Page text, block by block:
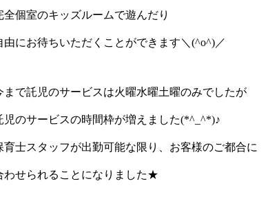
全個室のキッズルームで遊んだり
由にお待ちいただくことができます＼(^o^)／
まで託児のサービスは火曜水曜土曜のみでしたが
児のサービスの時間枠が増えました(*^_^*)♪
育士スタッフが出勤可能な限り、お客様のご都合に
わせられることになりました★